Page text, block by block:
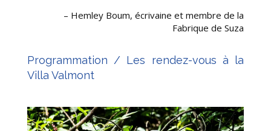
– Hemley Boum, écrivaine et membre de la
Fabrique de Suza
Programmation / Les rendez-vous à la
Villa Valmont